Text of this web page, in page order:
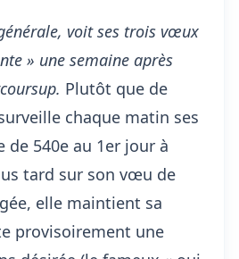
voitses trois vœux
» une semaine après
Plutôt que de
chaque matin ses
de 540e au 1er jour à
tard sur son vœu de
elle maintient sa
provisoirement une